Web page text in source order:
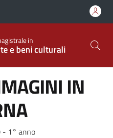
in
e beni culturali
IN
- 1° anno